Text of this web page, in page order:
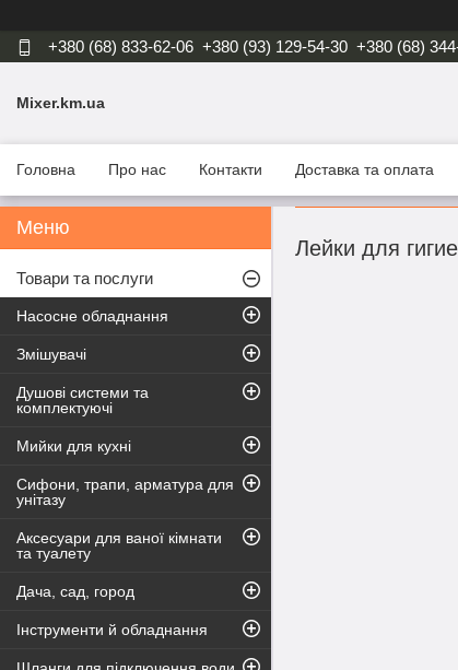
+380 (68) 833-62-06 +380 (93) 129-54-30 +380 (68)
Mixer.km.ua
Головна Про нас Контакти Доставка та оплата
Лейки для
Товари та послуги
Насосне обладнання
Змішувачі
Душові системи та
комплектуючі
Мийки для кухні
Сифони, трапи, арматура для
унітазу
Аксесуари для ваної кімнати
та туалету
Дача, сад, город
Інструменти й обладнання